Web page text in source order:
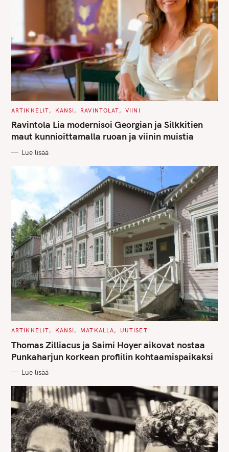
C
T
E
G
O
I
ARTIKKELIT KANSI RAVINTOLAT VIINI
Ravintola Lia modernisoi Georgian ja Silkkitien
maut kunnioittamalla ruoan ja viinin muistia
Lue lisää
C
T
E
G
O
I
S
ARTIKKELIT KANSI MATKALLA UUTISET
Thomas Zilliacus ja Saimi Hoyer aikovat nostaa
Punkaharjun korkean profiilin kohtaamispaikaksi
Lue lisää